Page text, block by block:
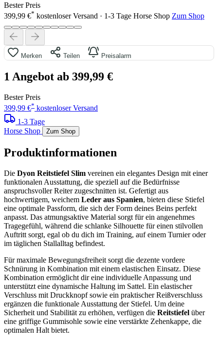
Bester Preis
399,99 €* kostenloser Versand · 1-3 Tage Horse Shop Zum Shop
Merken Teilen Preisalarm
1 Angebot ab 399,99 €
Bester Preis
399,99 €* kostenloser Versand
1-3 Tage
Horse Shop
Zum Shop
Produktinformationen
Die Dyon Reitstiefel Slim vereinen ein elegantes Design mit einer
funktionalen Ausstattung, die speziell auf die Bedürfnisse
anspruchsvoller Reiter zugeschnitten ist. Gefertigt aus
hochwertigem, weichem Leder aus Spanien, bieten diese Stiefel
eine optimale Passform, die sich der Form deines Beins perfekt
anpasst. Das atmungsaktive Material sorgt für ein angenehmes
Tragegefühl, während die schlanke Silhouette für einen stilvollen
Auftritt sorgt, egal ob du dich im Training, auf einem Turnier oder
im täglichen Stallalltag befindest.
Für maximale Bewegungsfreiheit sorgt die dezente vordere
Schnürung in Kombination mit einem elastischen Einsatz. Diese
Kombination ermöglicht dir eine individuelle Anpassung und
unterstützt eine dynamische Haltung im Sattel. Ein elastischer
Verschluss mit Druckknopf sowie ein praktischer Reißverschluss
ergänzen die funktionale Ausstattung der Stiefel. Um deine
Sicherheit und Stabilität zu erhöhen, verfügen die Reitstiefel über
eine griffige Gummisohle sowie eine verstärkte Zehenkappe, die
optimalen Halt bietet.